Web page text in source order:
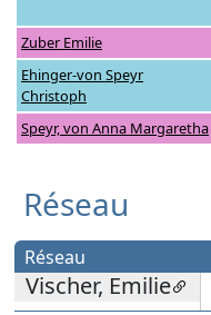
Zuber Emilie
Ehinger-von Speyr
Christoph
Speyr, von Anna Margaretha
Réseau
Réseau
Vischer, Emilie